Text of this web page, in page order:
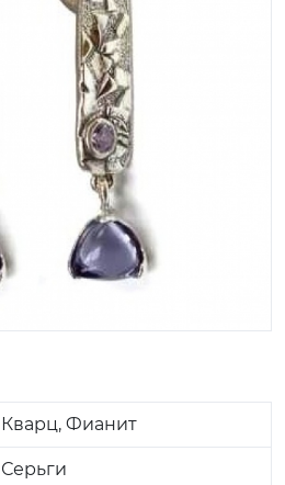
Кварц, Фианит
Серьги